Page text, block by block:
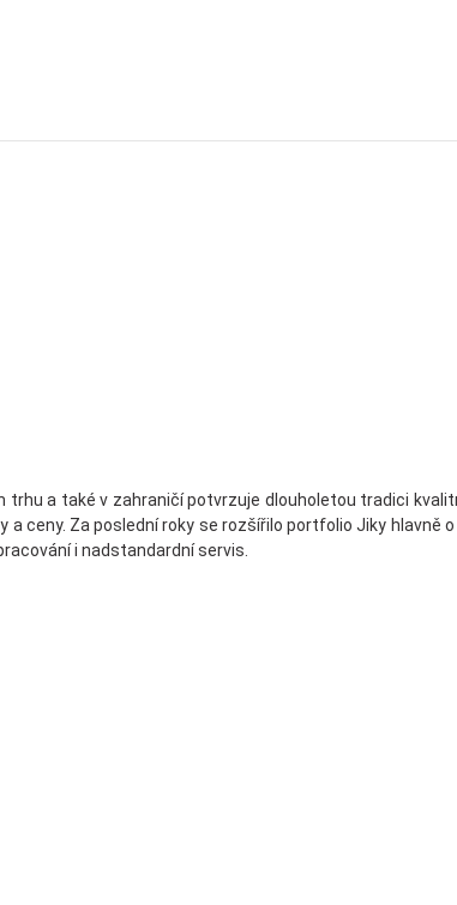
a také v zahraničí potvrzuje dlouholetou tradici
ceny. Za poslední roky se rozšířilo portfolio Jiky hlavně
i nadstandardní servis.